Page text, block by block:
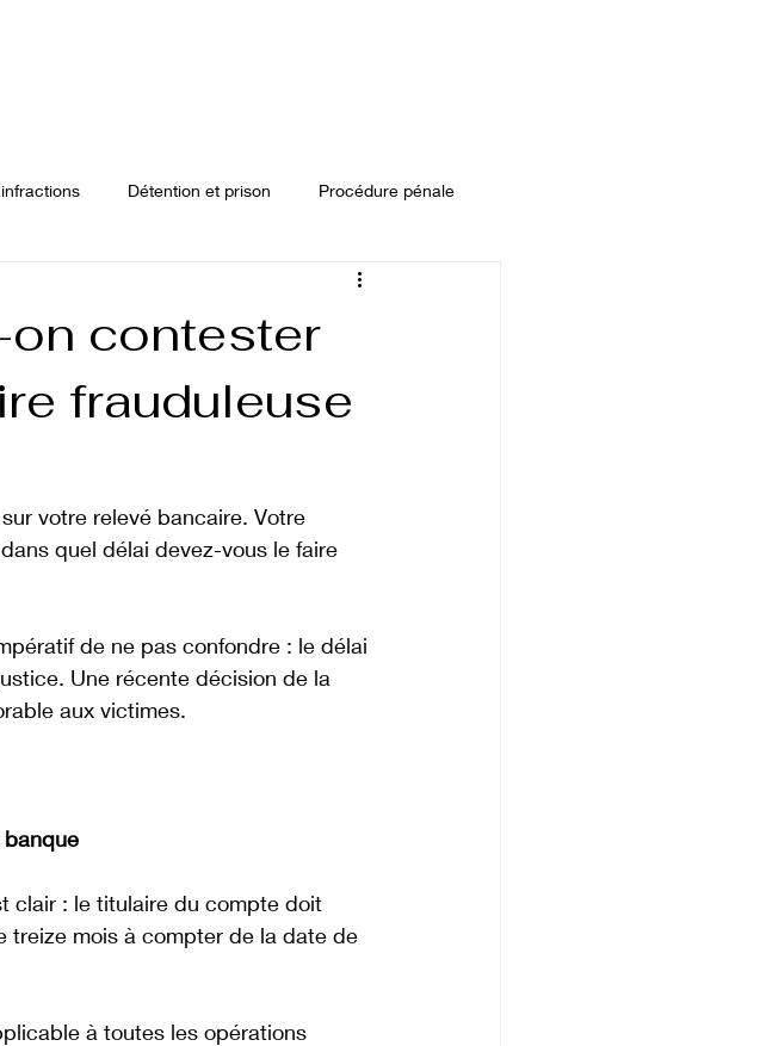
Détention et prison Procédure pénale
civile d'exécution Droit pénal des affaires
on contester
frauduleuse
votre relevé bancaire. Votre
quel délai devez-vous le faire
de ne pas confondre : le délai
Une récente décision de la
aux victimes.
banque
clair : le titulaire du compte doit
treize mois à compter de la date de
à toutes les opérations